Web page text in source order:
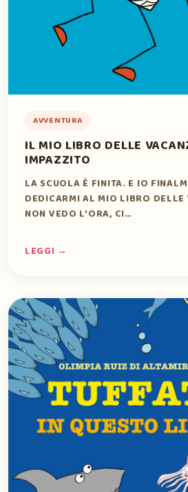
AVVENTURA
IL MIO LIBRO DELLE
IMPAZZITO
LA SCUOLA È FINITA. E IO
DEDICARMI AL MIO LIBRO DELLE
NON VEDO L’ORA, CI…
LEGGI →